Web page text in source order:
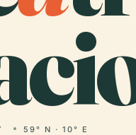
59° N · 10° E